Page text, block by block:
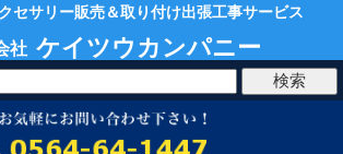
セサリー販売＆取り付け出張工事サービス
社 ケイツウカンパニー